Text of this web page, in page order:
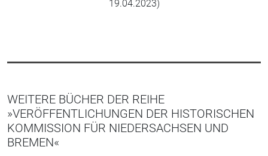
19.04.2023)
WEITERE BÜCHER DER REIHE
»VERÖFFENTLICHUNGEN DER HISTORISCHEN
KOMMISSION FÜR NIEDERSACHSEN UND
BREMEN«